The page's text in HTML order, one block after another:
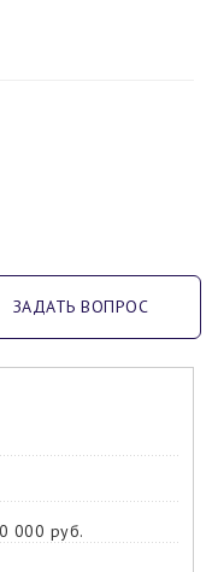
ЗАДАТЬ ВОПРОС
000 руб.